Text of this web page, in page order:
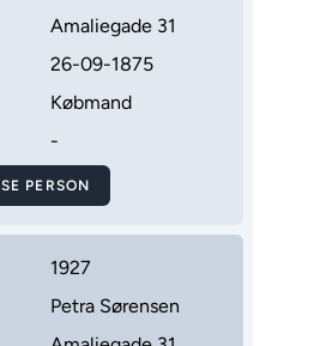
Amaliegade 31
26-09-1875
Købmand
-
SE PERSON
1927
Petra Sørensen